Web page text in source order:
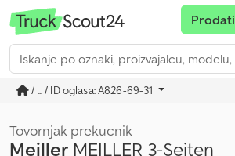
Prodati
/ ... / ID oglasa: A826-69-31
Tovornjak prekucnik
Meiller MEILLER 3-Seiten